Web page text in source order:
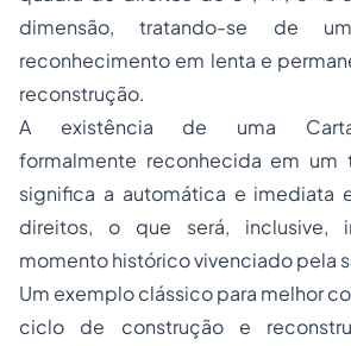
dimensão, tratando-se de
reconhecimento em lenta e
reconstrução.
A existência de uma
formalmente reconhecida em um
significa a automática e imediata
direitos, o que será, inclusive,
momento histórico vivenciado pela
Um exemplo clássico para melhor
ciclo de construção e